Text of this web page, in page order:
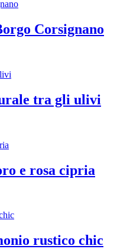
Corsignano
tra gli ulivi
e rosa cipria
rustico chic